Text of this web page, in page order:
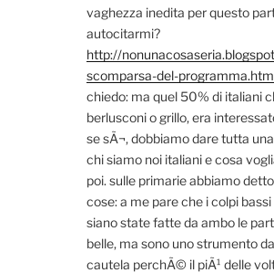
vaghezza inedita per questo
autocitarmi?
http://
scomparsa-del-
chiedo: ma quel 50% di italiani
berlusconi o grillo, era
se sÃ¬, dobbiamo dare tutta
chi siamo noi italiani e cosa
poi. sulle primarie abbiamo
cose: a me pare che i colpi
siano state fatte da ambo le
belle, ma sono uno strumento
cautela perchÃ© il piÃ¹ delle